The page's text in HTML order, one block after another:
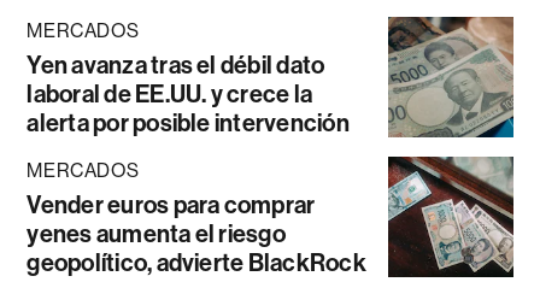
MERCADOS
Yen avanza tras el débil dato
laboral de EE.UU. y crece la
alerta por posible intervención
MERCADOS
Vender euros para comprar
yenes aumenta el riesgo
geopolítico, advierte BlackRock